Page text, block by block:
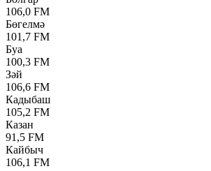
106,0 FM
Бөгелмә
101,7 FM
Буа
100,3 FM
Зәй
106,6 FM
Кадыбаш
105,2 FM
Казан
91,5 FM
Кайбыч
106,1 FM